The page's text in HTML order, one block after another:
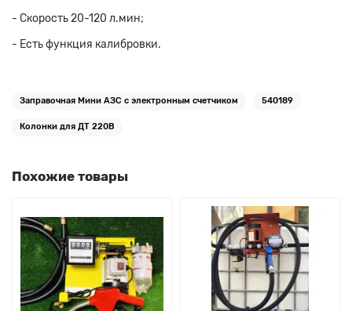
- Скорость 20-120 л.мин;
- Есть функция калибровки.
Заправочная Мини АЗС с электронным счетчиком 540189
Колонки для ДТ 220В
Похожие товары